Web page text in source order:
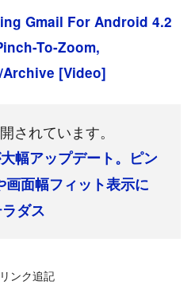
Gmail For Android 4.2
To-Zoom,
Archive [Video]
されています。
幅アップデート。ピン
面幅フィット表示に
ダス
ンク追記